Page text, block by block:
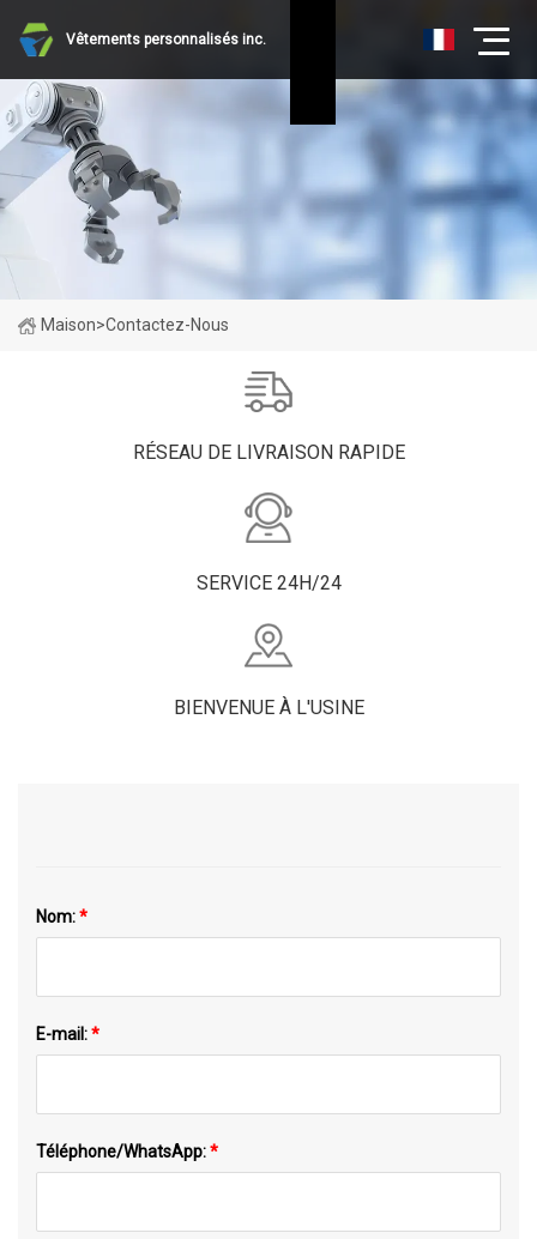
Vêtements personnalisés inc.
Maison>Contactez-Nous
RÉSEAU DE LIVRAISON RAPIDE
SERVICE 24H/24
BIENVENUE À L'USINE
Nom:*
E-mail:*
Téléphone/WhatsApp:*